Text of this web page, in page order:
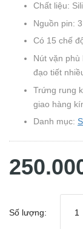
Chất liệu:
Nguồn pin:
Có 15 chế
Nút vặn
đạo tiết
Trứng rung
giao hàng
Danh mục:
Số lượng: